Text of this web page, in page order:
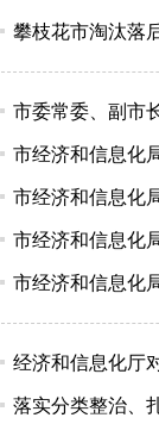
攀枝花市淘汰落
市委常委、副市
市经济和信息化
市经济和信息化
市经济和信息化
市经济和信息化
经济和信息化厅
落实分类整治、